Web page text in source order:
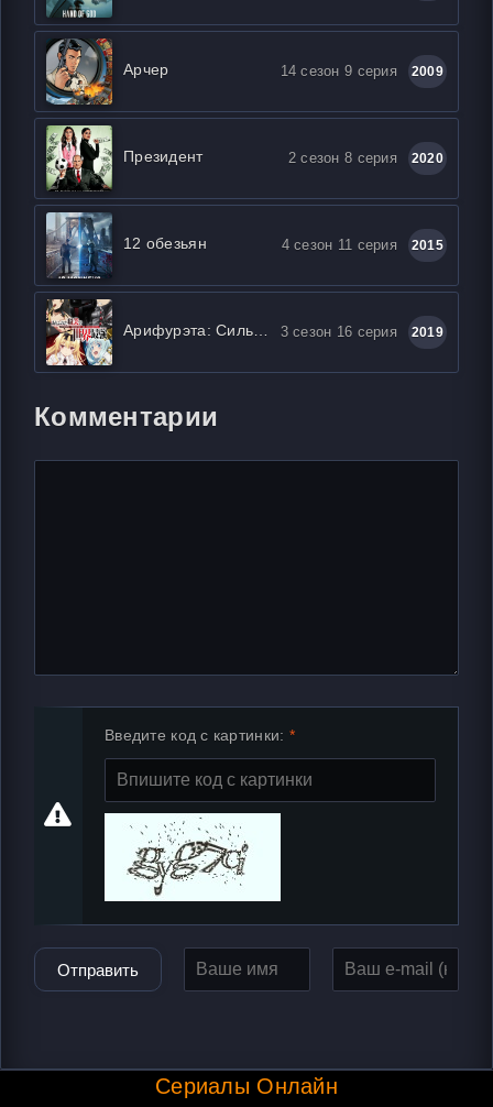
Арчер 14 сезон 9 серия 2009
Президент 2 сезон 8 серия 2020
12 обезьян 4 сезон 11 серия 2015
3 сезон 16 серия 2019
Комментарии
Введите код с картинки:
Отправить
Сериалы Онлайн